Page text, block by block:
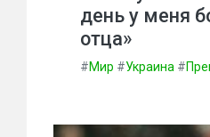
день у меня
отца»
#Мир #Украина #